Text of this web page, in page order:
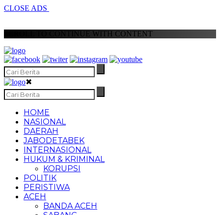
CLOSE ADS
SCROLL TO CONTINUE WITH CONTENT
✖
HOME
NASIONAL
DAERAH
JABODETABEK
INTERNASIONAL
HUKUM & KRIMINAL
KORUPSI
POLITIK
PERISTIWA
ACEH
BANDA ACEH